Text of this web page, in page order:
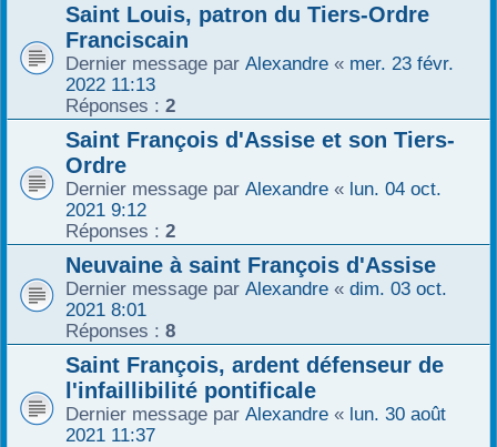
Saint Louis, patron du Tiers-Ordre
Franciscain
Dernier message par Alexandre « mer. 23 févr.
2022 11:13
Réponses : 2
Saint François d'Assise et son Tiers-
Ordre
Dernier message par Alexandre « lun. 04 oct.
2021 9:12
Réponses : 2
Neuvaine à saint François d'Assise
Dernier message par Alexandre « dim. 03 oct.
2021 8:01
Réponses : 8
Saint François, ardent défenseur de
l'infaillibilité pontificale
Dernier message par Alexandre « lun. 30 août
2021 11:37